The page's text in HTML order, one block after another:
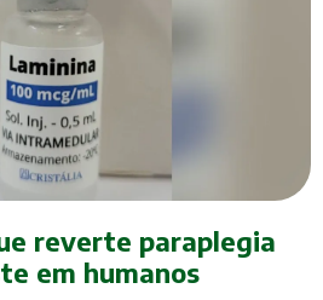
reverte paraplegia
em humanos